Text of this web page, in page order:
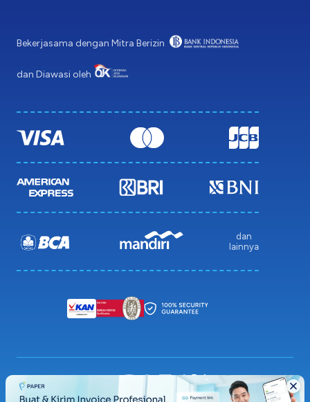
Bekerjasama dengan Mitra Berizin
dan Diawasi oleh
dan
lainnya